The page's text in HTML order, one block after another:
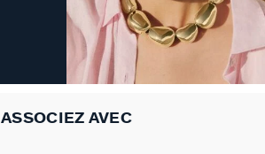
ASSOCIEZ AVEC